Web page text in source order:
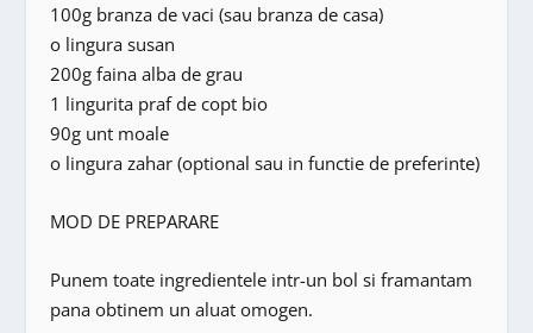
100g branza de vaci (sau branza de casa)
o lingura susan
200g faina alba de grau
1 lingurita praf de copt bio
90g unt moale
o lingura zahar (optional sau in functie de preferinte)
MOD DE PREPARARE
Punem toate ingredientele intr-un bol si framantam
pana obtinem un aluat omogen.